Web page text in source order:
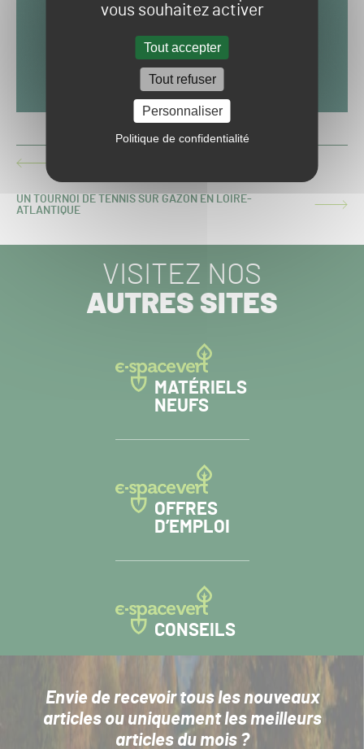
vous souhaitez activer
Tout accepter
Tout refuser
Personnaliser
Politique de confidentialité
ARTICLE
PRÉCÉDENT :
ARTICLE
UN TOURNOI DE TENNIS SUR GAZON EN LOIRE-
ATLANTIQUE
VISITEZ NOS
AUTRES SITES
MATÉRIELS
NEUFS
OFFRES
D’EMPLOI
CONSEILS
Envie de recevoir tous les nouveaux
articlesou uniquement les meilleurs
articles du mois ?